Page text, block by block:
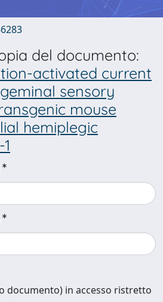
del documento:
activated current
sensory
mouse
hemiplegic
documento) in accesso ristretto